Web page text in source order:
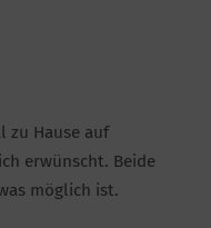
zu Hause auf
erwünscht. Beide
möglich ist.